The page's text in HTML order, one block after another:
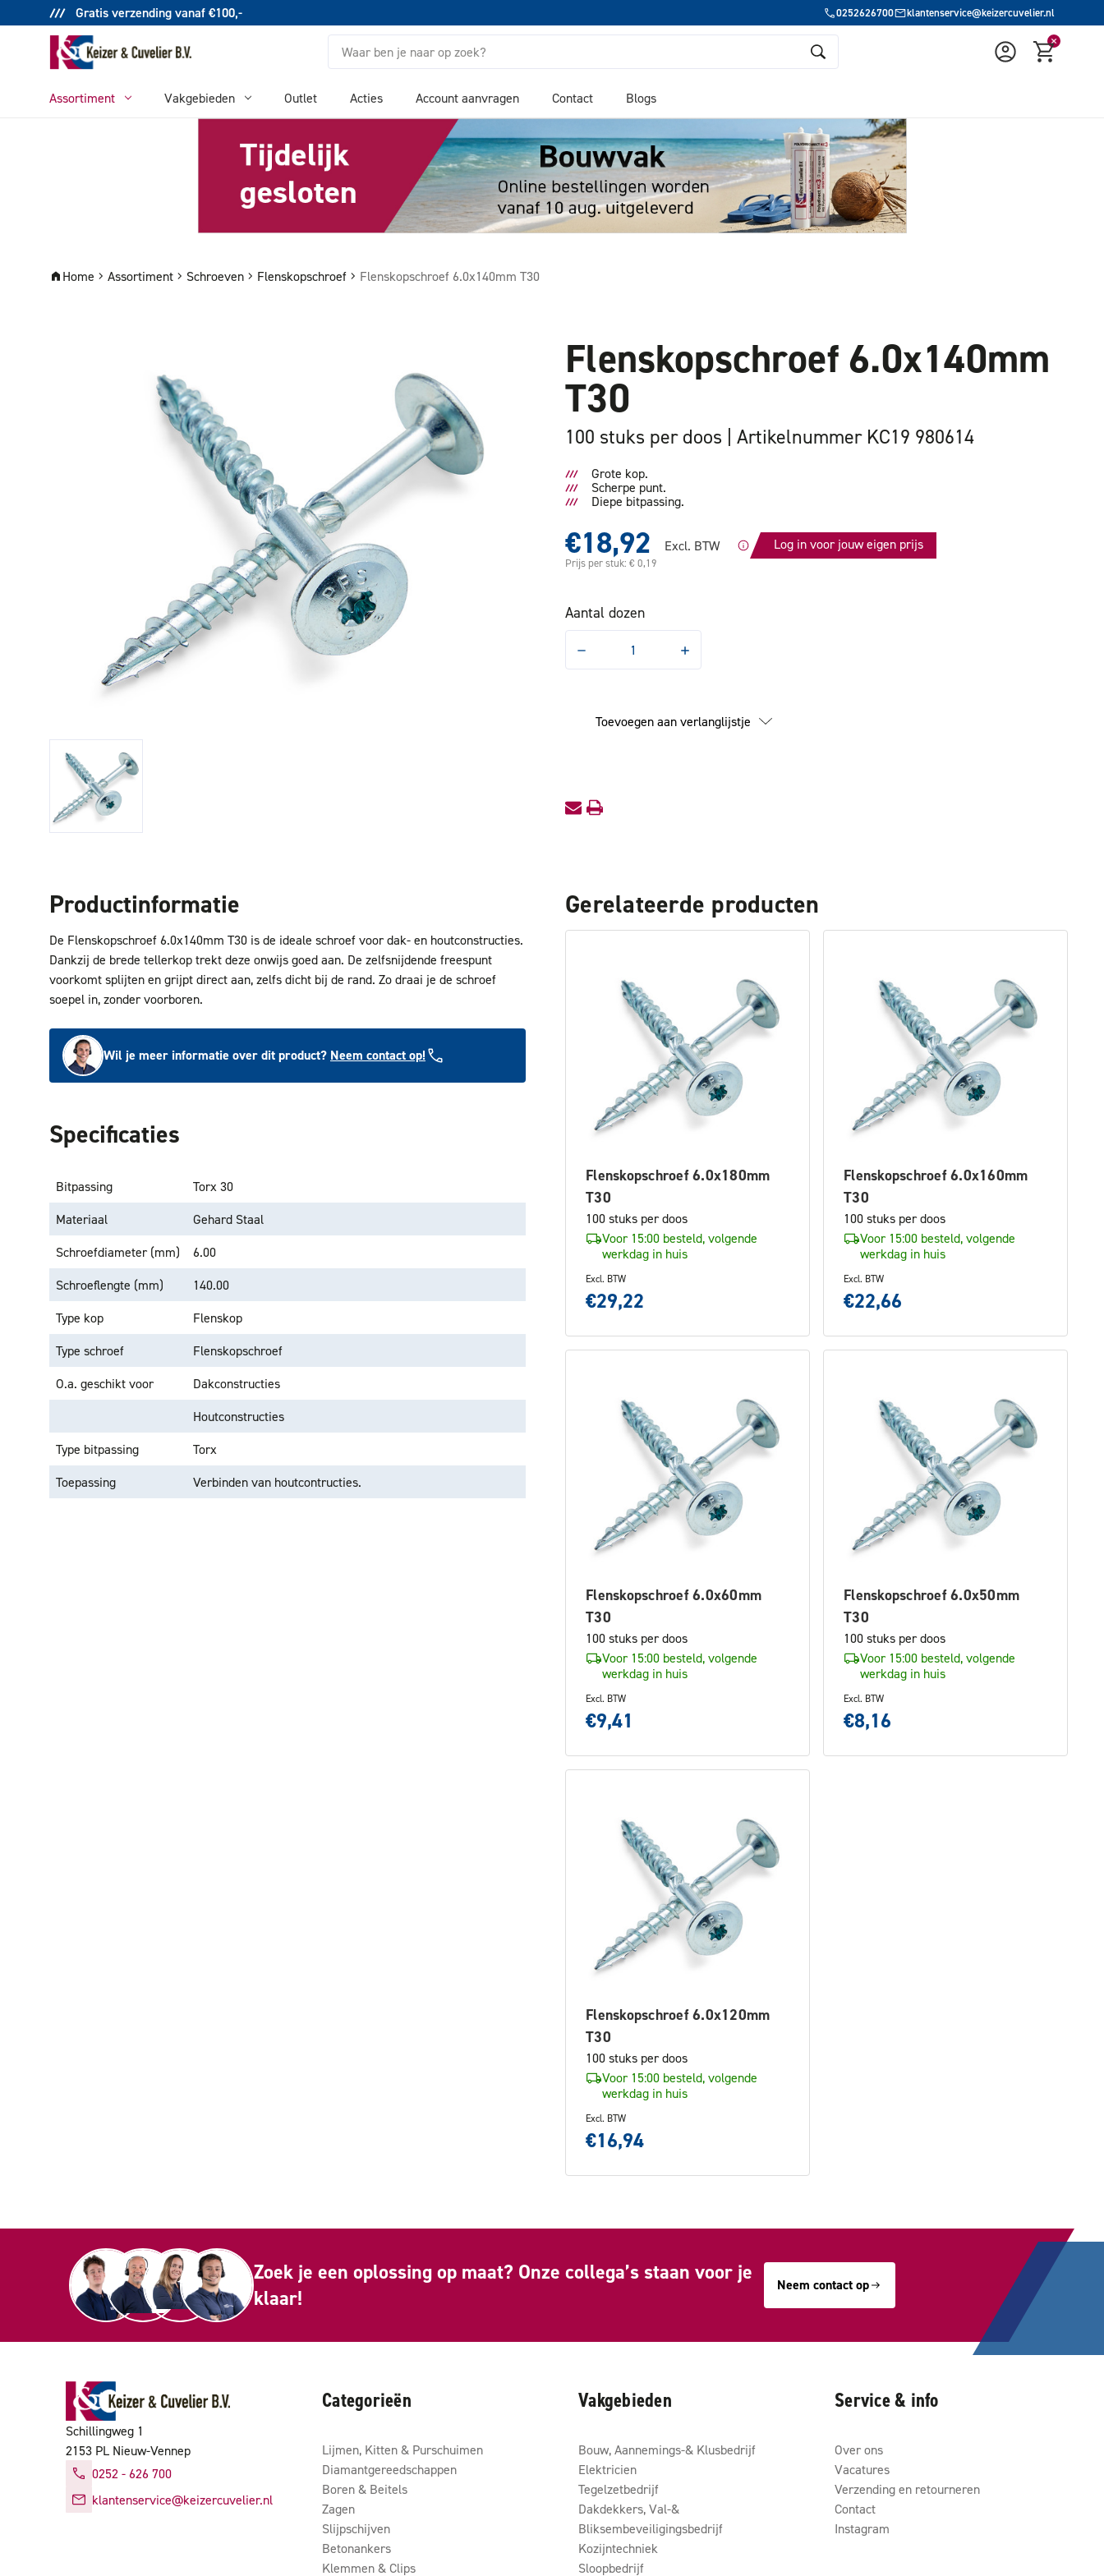
Gratis verzending vanaf €100,- 0252626700 klantenservice@keizercuvelier.nl
Zoeken
Assortiment Vakgebieden Outlet Acties Account aanvragen Contact Blogs
Home Assortiment Schroeven Flenskopschroef Flenskopschroef 6.0x140mm T30
Flenskopschroef 6.0x140mm
T30
100 stuks per doos Artikelnummer KC19 980614
Grote kop.
Scherpe punt.
Diepe bitpassing.
€18,92
Prijs per stuk: € 0,19
Excl. BTW Log in voor jouw eigen prijs
Aantal dozen
Hoeveelheid
Hoeveelheid
Toevoegen aan verlanglijstje
Productinformatie
De Flenskopschroef 6.0x140mm T30 is de ideale schroef voor dak- en houtconstructies.
Dankzij de brede tellerkop trekt deze onwijs goed aan. De zelfsnijdende freespunt
voorkomt splijten en grijpt direct aan, zelfs dicht bij de rand. Zo draai je de schroef
soepel in, zonder voorboren.
Wil je meer informatie over dit product? Neem contact op!
Specificaties
Bitpassing
Torx 30
Materiaal
Gehard Staal
Schroefdiameter (mm)
6.00
Schroeflengte (mm)
140.00
Type kop
Flenskop
Type schroef
Flenskopschroef
O.a. geschikt voor
Dakconstructies
Houtconstructies
Type bitpassing
Torx
Toepassing
Verbinden van houtcontructies.
Gerelateerde producten
Flenskopschroef 6.0x180mm
T30
100 stuks per doos
Voor 15:00 besteld, volgende
werkdag in huis
Excl. BTW
€29,22
Flenskopschroef 6.0x160mm
T30
100 stuks per doos
Voor 15:00 besteld, volgende
werkdag in huis
Excl. BTW
€22,66
Flenskopschroef 6.0x60mm
T30
100 stuks per doos
Voor 15:00 besteld, volgende
werkdag in huis
Excl. BTW
€9,41
Flenskopschroef 6.0x50mm
T30
100 stuks per doos
Voor 15:00 besteld, volgende
werkdag in huis
Excl. BTW
€8,16
Flenskopschroef 6.0x120mm
T30
100 stuks per doos
Voor 15:00 besteld, volgende
werkdag in huis
Excl. BTW
€16,94
Zoek je een oplossing op maat? Onze collega’s staan voor je
klaar!
Neem contact op
Schillingweg 1
2153 PL Nieuw-Vennep
0252 - 626 700
klantenservice@keizercuvelier.nl
Categorieën
Lijmen, Kitten & Purschuimen
Diamantgereedschappen
Boren & Beitels
Zagen
Slijpschijven
Betonankers
Klemmen & Clips
Vakgebieden
Bouw, Aannemings-& Klusbedrijf
Elektricien
Tegelzetbedrijf
Dakdekkers, Val-&
Bliksembeveiligingsbedrijf
Kozijntechniek
Sloopbedrijf
Service & info
Over ons
Vacatures
Verzending en retourneren
Contact
Instagram